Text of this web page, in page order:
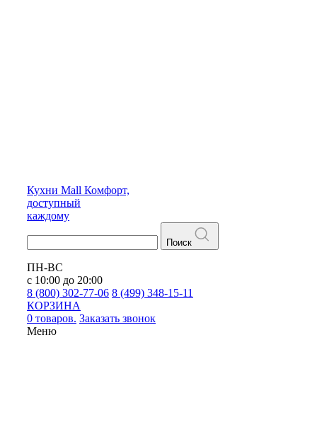
Кухни Mall Комфорт,
доступный
каждому
Поиск
ПН-ВС
с 10:00 до 20:00
8 (800) 302-77-06 8 (499) 348-15-11
КОРЗИНА
0 товаров. Заказать звонок
Меню